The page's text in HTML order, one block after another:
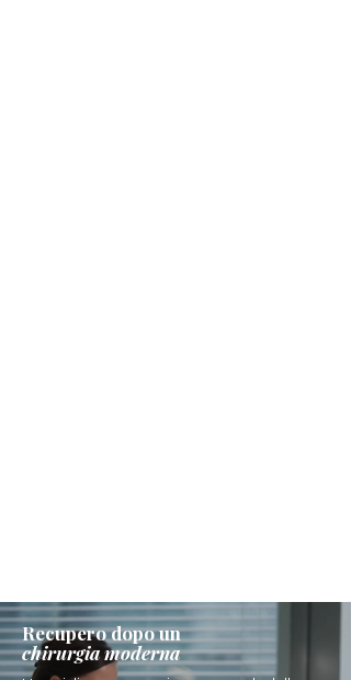
Recupero dopo un
chirurgia moderna